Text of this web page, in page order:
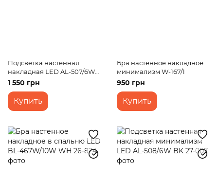
Подсветка настенная
накладная LED AL-507/6W
WW WH IP20
1 550 грн
Купить
Бра настенное накладное
минимализм W-167/1
950 грн
Купить